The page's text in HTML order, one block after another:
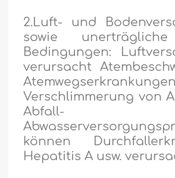
2.Luft- und
sowie
Bedingungen:
verursacht
Verschlimmerung von
Abfall-
können
Hepatitis A usw.